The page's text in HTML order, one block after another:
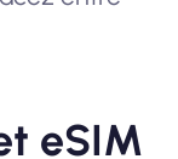
eSIM